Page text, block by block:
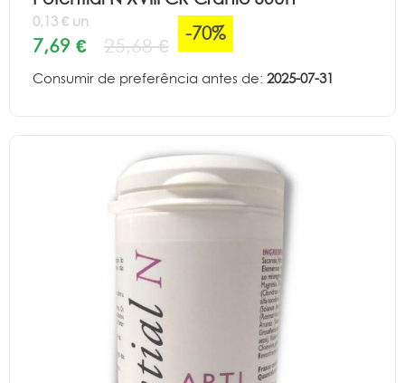
0,13 € un
7,69 € 25,68 €
-70%
Consumir de preferência antes de: 2025-07-31